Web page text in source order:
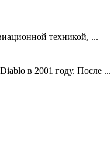
техникой, ...
в 2001 году. После ...